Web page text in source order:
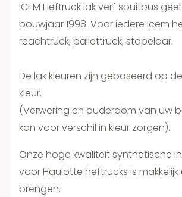
ICEM Heftruck lak verf spuitbus
bouwjaar 1998. Voor iedere Icem
reachtruck, pallettruck, stapelaar.
De lak kleuren zijn gebaseerd op
kleur.
(Verwering en ouderdom van uw
kan voor verschil in kleur zorgen).
Onze hoge kwaliteit synthetische
voor Haulotte heftrucks is
brengen.